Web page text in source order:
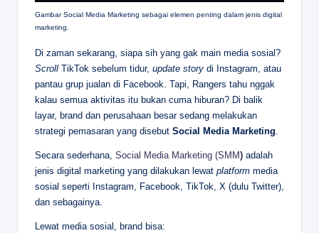
Gambar Social Media Marketing sebagai elemen penting dalam jenis digital
marketing.
Di zaman sekarang, siapa sih yang gak main media sosial?
Scroll TikTok sebelum tidur, update story di Instagram, atau
pantau grup jualan di Facebook. Tapi, Rangers tahu nggak
kalau semua aktivitas itu bukan cuma hiburan? Di balik
layar, brand dan perusahaan besar sedang melakukan
strategi pemasaran yang disebut Social Media Marketing.
Secara sederhana, Social Media Marketing (SMM) adalah
jenis digital marketing yang dilakukan lewat platform media
sosial seperti Instagram, Facebook, TikTok, X (dulu Twitter),
dan sebagainya.
Lewat media sosial, brand bisa: